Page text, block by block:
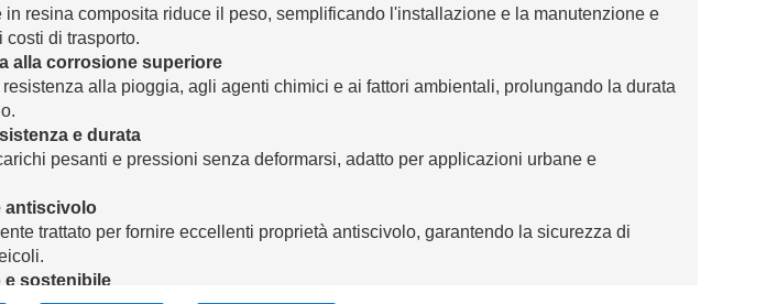
in resina composita riduce il peso, semplificando l'installazione e la manutenzione e
costi di trasporto.
alla corrosione superiore
alla pioggia, agli agenti chimici e ai fattori ambientali, prolungando la durata
e durata
pesanti e pressioni senza deformarsi, adatto per applicazioni urbane e
antiscivolo
trattato per fornire eccellenti proprietà antiscivolo, garantendo la sicurezza di
e sostenibile